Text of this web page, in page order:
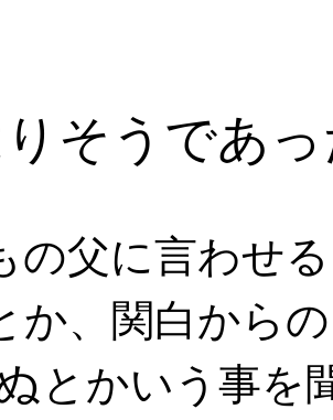
そうであっ
父に言わせ
か、関白から
とかいう事を